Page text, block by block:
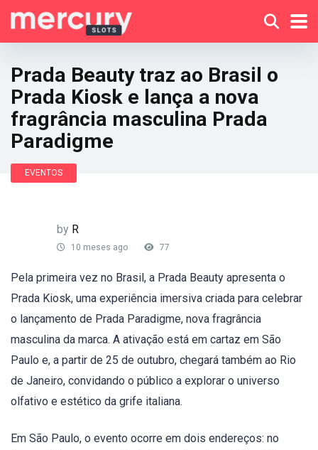
Prada Beauty traz ao Brasil o
Prada Kiosk e lança a nova
fragrância masculina Prada
Paradigme
EVENTOS
by R
10 meses ago 77
Pela primeira vez no Brasil, a Prada Beauty apresenta o
Prada Kiosk, uma experiência imersiva criada para celebrar
o lançamento de Prada Paradigme, nova fragrância
masculina da marca. A ativação está em cartaz em São
Paulo e, a partir de 25 de outubro, chegará também ao Rio
de Janeiro, convidando o público a explorar o universo
olfativo e estético da grife italiana.
Em São Paulo, o evento ocorre em dois endereços: no